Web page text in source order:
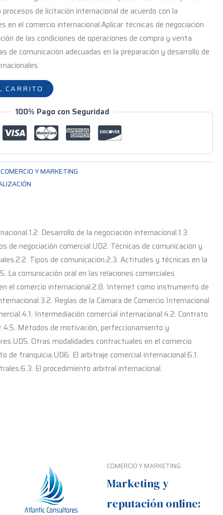
de licitación internacional de acuerdo con la
en el comercio internacional.Aplicar técnicas de negociación
de las condiciones de operaciones de compra y venta
de comunicación adecuadas en la preparación y desarrollo de
CARRITO
100% Pago con Seguridad
COMERCIO Y MARKETING
Desarrollo de la negociación internacional.1.3.
de negociación comercial.UD2. Técnicas de comunicación y
Tipos de comunicación.2.3. Actitudes y técnicas en la
La comunicación oral en las relaciones comerciales
el comercio internacional.2.8. Internet como instrumento de
Reglas de la Cámara de Comercio Internacional
Intermediación comercial internacional.4.2. Contrato
Métodos de motivación, perfeccionamiento y
Otras modalidades contractuales en el comercio
franquicia.UD6. El arbitraje comercial internacional.6.1.
El procedimiento arbitral internacional.
COMERCIO Y MARKETING
Marketing y
reputación online: